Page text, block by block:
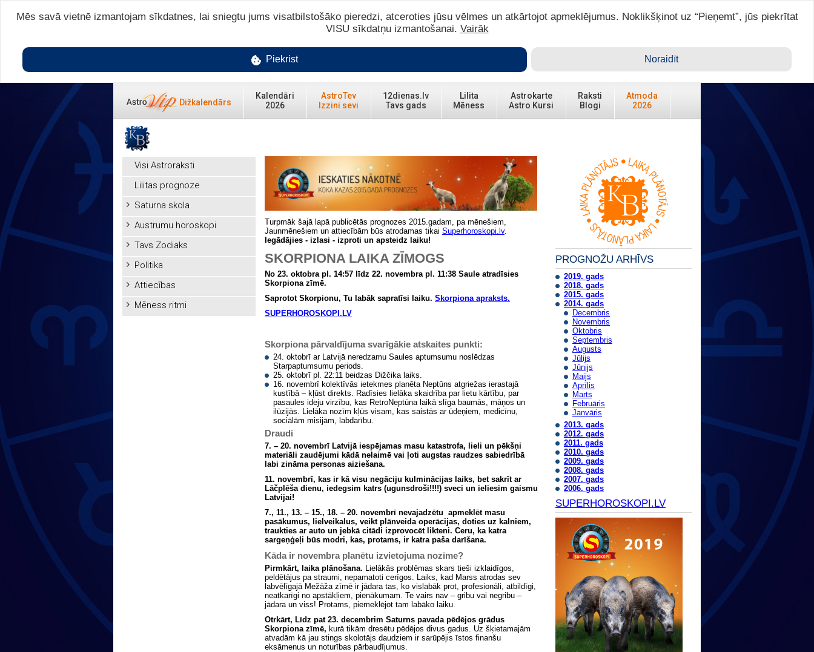
Ienākt ar ASTRO VIP >
Dižkalendārs
Kalendāri
2026
AstroTev
Izzini sevi
12dienas.lv
Tavs gads
Lilita
Mēness
Astrokarte
Astro Kursi
Raksti
Blogi
Atmoda
2026
Visi Astroraksti
Lilitas prognoze
Saturna skola
Austrumu horoskopi
Tavs Zodiaks
Politika
Attiecības
Mēness ritmi
Turpmāk šajā lapā publicētās prognozes 2015.gadam, pa mēnešiem,
Jaunmēnešiem un attiecībām būs atrodamas tikai Superhoroskopi.lv.
Iegādājies - izlasi - izproti un apsteidz laiku!
SKORPIONA LAIKA ZĪMOGS
No 23. oktobra pl. 14:57 līdz 22. novembra pl. 11:38 Saule atradīsies
Skorpiona zīmē.
Saprotot Skorpionu, Tu labāk sapratīsi laiku. Skorpiona apraksts.
SUPERHOROSKOPI.LV
Skorpiona pārvaldījuma svarīgākie atskaites punkti:
24. oktobrī ar Latvijā neredzamu Saules aptumsumu noslēdzas
Starpaptumsumu periods.
25. oktobrī pl. 22:11 beidzas Dižčika laiks.
16. novembrī kolektīvās ietekmes planēta Neptūns atgriežas ierastajā
kustībā – kļūst direkts. Radīsies lielāka skaidrība par lietu kārtību, par
pasaules ideju virzību, kas RetroNeptūna laikā slīga baumās, māņos un
ilūzijās. Lielāka nozīm kļūs visam, kas saistās ar ūdeņiem, medicīnu,
sociālām misijām, labdarību.
Draudi
7. – 20. novembrī Latvijā iespējamas masu katastrofa, lieli un pēkšņi
materiāli zaudējumi kādā nelaimē vai ļoti augstas raudzes sabiedrībā
labi zināma personas aiziešana.
11. novembrī, kas ir kā visu negāciju kulminācijas laiks, bet sakrīt ar
Lāčplēša dienu, iedegsim katrs (ugunsdroši!!!!) sveci un ieliesim gaismu
Latvijai!
7., 11., 13. – 15., 18. – 20. novembrī nevajadzētu apmeklēt masu
pasākumus, lielveikalus, veikt plānveida operācijas, doties uz kalniem,
traukties ar auto un jebkā citādi izprovocēt likteni. Ceru, ka katra
sargeņģeļi būs modri, kas, protams, ir katra paša darīšana.
Kāda ir novembra planētu izvietojuma nozīme?
Pirmkārt, laika plānošana. Lielākās problēmas skars tieši izklaidīgos,
peldētājus pa straumi, nepamatoti cerīgos. Laiks, kad Marss atrodas sev
labvēlīgajā Mežāža zīmē ir jādara tas, ko vislabāk prot, profesionāli, atbildīgi,
neatkarīgi no apstākļiem, pienākumam. Te vairs nav – gribu vai negribu –
jādara un viss! Protams, piemeklējot tam labāko laiku.
Otrkārt, Līdz pat 23. decembrim Saturns pavada pēdējos grādus
Skorpiona zīmē, kurā tikām dresētu pēdējos divus gadus. Uz šķietamajām
atvadām kā jau stings skolotājs daudziem ir sarūpējis īstos finanšu
eksāmenus un noturības pārbaudījumus.
PROGNOŽU ARHĪVS
2019. gads
2018. gads
2015. gads
2014. gads
Decembris
Novembris
Oktobris
Septembris
Augusts
Jūlijs
Jūnijs
Maijs
Aprīlis
Marts
Februāris
Janvāris
2013. gads
2012. gads
2011. gads
2010. gads
2009. gads
2008. gads
2007. gads
2006. gads
SUPERHOROSKOPI.LV
Mēs savā vietnē izmantojam sīkdatnes, lai sniegtu jums visatbilstošāko pieredzi, atceroties jūsu vēlmes un atkārtojot apmeklējumus. Noklikšķinot uz “Pieņemt”, jūs piekrītat
VISU sīkdatņu izmantošanai. Vairāk
Piekrist Noraidīt